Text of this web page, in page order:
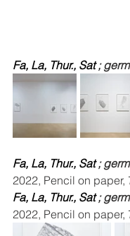
Fa, La, Thur., Sat ;
Fa, La, Thur., Sat ;
2022, Pencil on paper,
Fa, La, Thur., Sat ;
2022, Pencil on paper,